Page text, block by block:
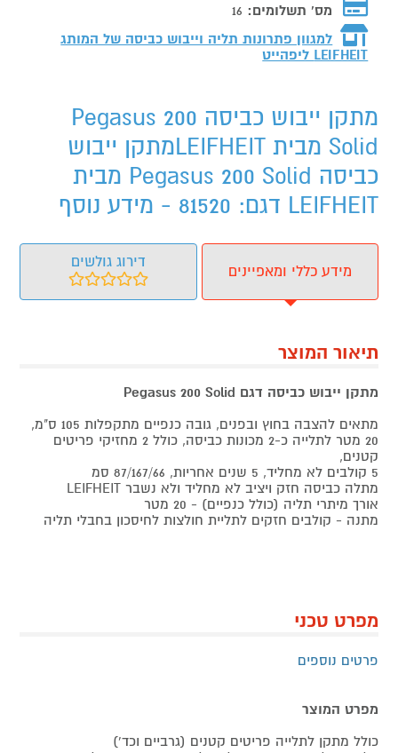
מס' תשלומים: 16
למגוון פתרונות תליה וייבוש כביסה של המותג
LEIFHEIT ליפהייט
מתקן ייבוש כביסה Pegasus 200
Solid מבית LEIFHEITמתקן ייבוש
כביסה Pegasus 200 Solid מבית
LEIFHEIT דגם: 81520 - מידע נוסף
מידע כללי ומאפיינים
דירוג גולשים
תיאור המוצר
מתקן ייבוש כביסה דגם Pegasus 200 Solid
מתאים להצבה בחוץ ובפנים, גובה כנפיים מתקפלות 105 ס"מ,
20 מטר לתלייה כ-2 מכונות כביסה, כולל 2 מחזיקי פריטים
קטנים,
5 קולבים לא מחליד, 5 שנים אחריות, 87/167/66 סמ
מתלה כביסה חזק ויציב לא מחליד ולא נשבר LEIFHEIT
אורך מיתרי תליה (כולל כנפיים) - 20 מטר
מתנה - קולבים חזקים לתליית חולצות לחיסכון בחבלי תליה
מפרט טכני
פרטים נוספים
מפרט המוצר
כולל מתקן לתלייה פריטים קטנים (גרביים וכד')